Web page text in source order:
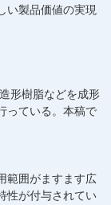
い製品価値の実現
形樹脂などを成形
っている。本稿で
範囲がますます広
性が付与されてい